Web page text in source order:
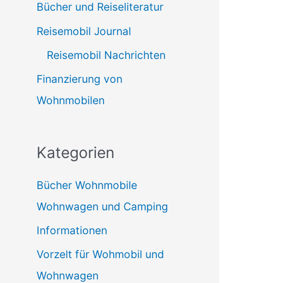
Bücher und Reiseliteratur
Reisemobil Journal
Reisemobil Nachrichten
Finanzierung von
Wohnmobilen
Kategorien
Bücher Wohnmobile
Wohnwagen und Camping
Informationen
Vorzelt für Wohmobil und
Wohnwagen